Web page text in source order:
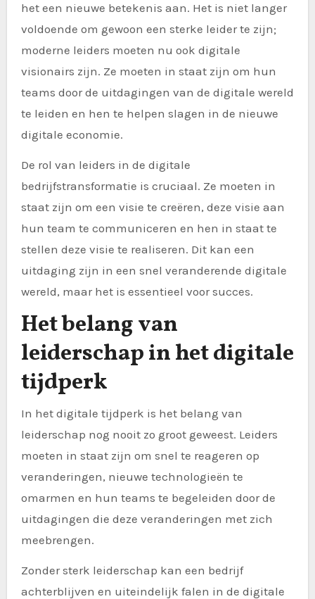
het een nieuwe betekenis aan. Het is niet langer
voldoende om gewoon een sterke leider te zijn;
moderne leiders moeten nu ook digitale
visionairs zijn. Ze moeten in staat zijn om hun
teams door de uitdagingen van de digitale wereld
te leiden en hen te helpen slagen in de nieuwe
digitale economie.
De rol van leiders in de digitale
bedrijfstransformatie is cruciaal. Ze moeten in
staat zijn om een visie te creëren, deze visie aan
hun team te communiceren en hen in staat te
stellen deze visie te realiseren. Dit kan een
uitdaging zijn in een snel veranderende digitale
wereld, maar het is essentieel voor succes.
Het belang van
leiderschap in het digitale
tijdperk
In het digitale tijdperk is het belang van
leiderschap nog nooit zo groot geweest. Leiders
moeten in staat zijn om snel te reageren op
veranderingen, nieuwe technologieën te
omarmen en hun teams te begeleiden door de
uitdagingen die deze veranderingen met zich
meebrengen.
Zonder sterk leiderschap kan een bedrijf
achterblijven en uiteindelijk falen in de digitale